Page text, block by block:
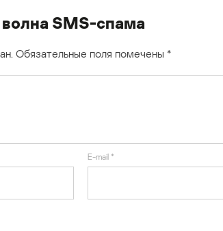
SMS-спама
Обязательные поля помечены *
E-mail *